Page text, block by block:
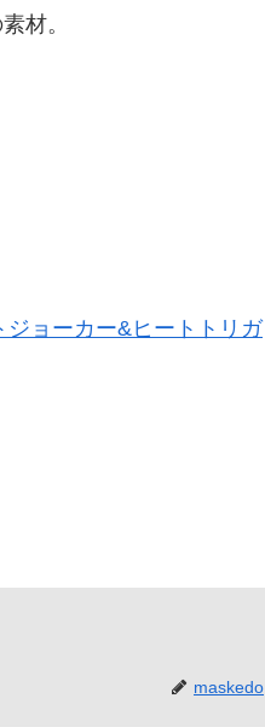
材。
ョーカー&ヒートトリガ
maskedo